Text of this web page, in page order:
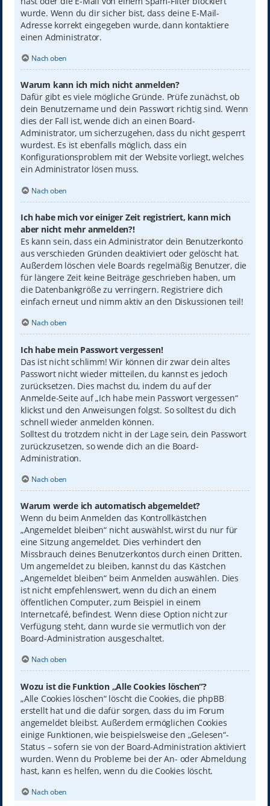
wurde. Wenn du dir sicher bist, dass deine E-Mail-
Adresse korrekt eingegeben wurde, dann kontaktiere
einen Administrator.
Nach oben
Warum kann ich mich nicht anmelden?
Dafür gibt es viele mögliche Gründe. Prüfe zunächst, ob
dein Benutzername und dein Passwort richtig sind. Wenn
dies der Fall ist, wende dich an einen Board-
Administrator, um sicherzugehen, dass du nicht gesperrt
wurdest. Es ist ebenfalls möglich, dass ein
Konfigurationsproblem mit der Website vorliegt, welches
ein Administrator lösen muss.
Nach oben
Ich habe mich vor einiger Zeit registriert, kann mich
aber nicht mehr anmelden?!
Es kann sein, dass ein Administrator dein Benutzerkonto
aus verschieden Gründen deaktiviert oder gelöscht hat.
Außerdem löschen viele Boards regelmäßig Benutzer, die
für längere Zeit keine Beiträge geschrieben haben, um
die Datenbankgröße zu verringern. Registriere dich
einfach erneut und nimm aktiv an den Diskussionen teil!
Nach oben
Ich habe mein Passwort vergessen!
Das ist nicht schlimm! Wir können dir zwar dein altes
Passwort nicht wieder mitteilen, du kannst es jedoch
zurücksetzen. Dies machst du, indem du auf der
Anmelde-Seite auf „Ich habe mein Passwort vergessen“
klickst und den Anweisungen folgst. So solltest du dich
schnell wieder anmelden können.
Solltest du trotzdem nicht in der Lage sein, dein Passwort
zurückzusetzen, so wende dich an die Board-
Administration.
Nach oben
Warum werde ich automatisch abgemeldet?
Wenn du beim Anmelden das Kontrollkästchen
„Angemeldet bleiben“ nicht auswählst, wirst du nur für
eine Sitzung angemeldet. Dies verhindert den
Missbrauch deines Benutzerkontos durch einen Dritten.
Um angemeldet zu bleiben, kannst du das Kästchen
„Angemeldet bleiben“ beim Anmelden auswählen. Dies
ist nicht empfehlenswert, wenn du dich an einem
öffentlichen Computer, zum Beispiel in einem
Internetcafé, befindest. Wenn diese Option nicht zur
Verfügung steht, dann wurde sie vermutlich von der
Board-Administration ausgeschaltet.
Nach oben
Wozu ist die Funktion „Alle Cookies löschen“?
„Alle Cookies löschen“ löscht die Cookies, die phpBB
erstellt hat und die dafür sorgen, dass du im Forum
angemeldet bleibst. Außerdem ermöglichen Cookies
einige Funktionen, wie beispielsweise den „Gelesen“-
Status – sofern sie von der Board-Administration aktiviert
wurden. Wenn du Probleme bei der An- oder Abmeldung
hast, kann es helfen, wenn du die Cookies löscht.
Nach oben